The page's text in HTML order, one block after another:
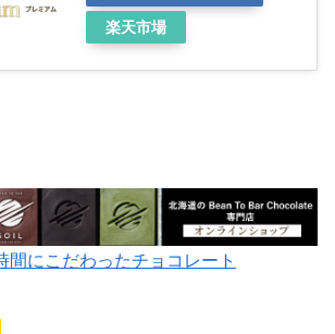
楽天市場
間にこだわったチョコレート